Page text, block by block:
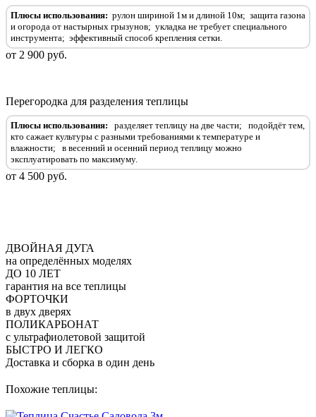
Плюсы использования: рулон шириной 1м и длиной 10м; защита газона
и огорода от настырных грызунов; укладка не требует специального
инструмента; эффективный способ крепления сетки.
от 2 900 руб.
Перегородка для разделения теплицы
Плюсы использования: разделяет теплицу на две части;
подойдёт тем,
кто сажает культуры с разными требованиями к температуре и
влажности;
в весенний и осенний период теплицу можно
эксплуатировать по максимуму.
от 4 500 руб.
ДВОЙНАЯ ДУГА
на определённых моделях
ДО 10 ЛЕТ
гарантия на все теплицы
ФОРТОЧКИ
в двух дверях
ПОЛИКАРБОНАТ
с ультрафиолетовой защитой
БЫСТРО И ЛЕГКО
Доставка и сборка в один день
Похожие теплицы: